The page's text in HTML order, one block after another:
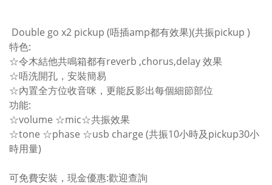
Double go x2 pickup (唔插amp都有效果)(共振pickup )
特色:
☆令木結他共鳴箱都有reverb ,chorus,delay 效果
☆唔洗開孔，安裝簡易
☆內置全方位收音咪，更能反影出每個細節部位
功能:
☆volume ☆mic☆共振效果
☆tone ☆phase ☆usb charge (共振10小時及pickup30小
時用量)
可免費安裝，現金優惠:歡迎查詢